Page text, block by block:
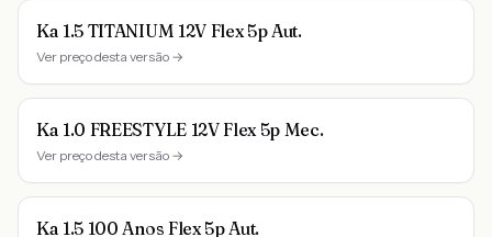
Ka 1.5 TITANIUM 12V Flex 5p Aut.
Ver preço desta versão →
Ka 1.0 FREESTYLE 12V Flex 5p Mec.
Ver preço desta versão →
Ka 1.5 100 Anos Flex 5p Aut.